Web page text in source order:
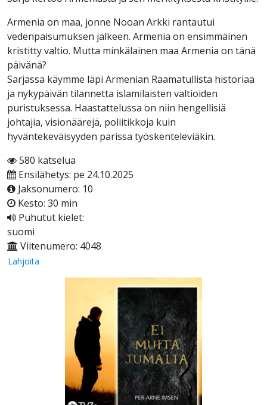
Armenia on maa, jonne Nooan Arkki rantautui
vedenpaisumuksen jälkeen. Armenia on ensimmäinen
kristitty valtio. Mutta minkälainen maa Armenia on tänä
päivänä?
Sarjassa käymme läpi Armenian Raamatullista historiaa
ja nykypäivän tilannetta islamilaisten valtioiden
puristuksessa. Haastattelussa on niin hengellisiä
johtajia, visionäärejä, poliitikkoja kuin
hyväntekeväisyyden parissa työskenteleviäkin.
580 katselua
Ensilähetys: pe 24.10.2025
Jaksonumero: 10
Kesto: 30 min
Puhutut kielet:
suomi
Viitenumero: 4048
Lahjoita